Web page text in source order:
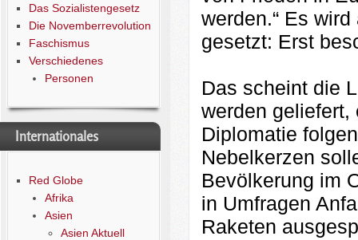
Das Sozialistengesetz
Die Novemberrevolution
Faschismus
Verschiedenes
Personen
Internationales
Red Globe
Afrika
Asien
Asien Aktuell
werden.“ Es
gesetzt: Erst
Das scheint die
werden geliefert,
Diplomatie
Nebelkerzen
Bevölkerung im
in Umfragen
Raketen